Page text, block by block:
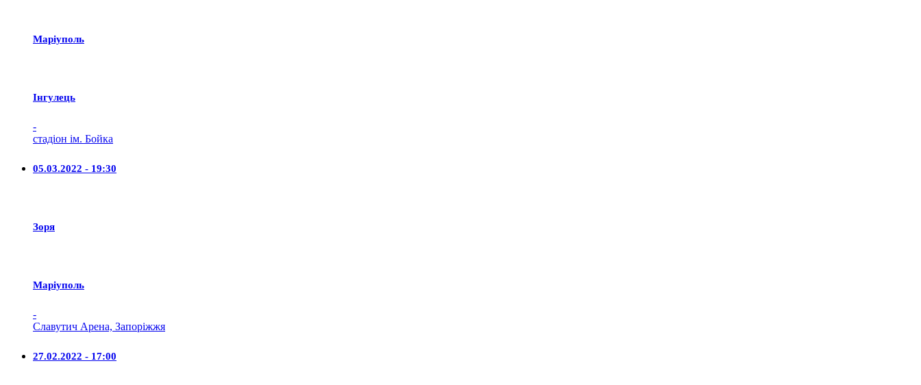
Маріуполь
Iнгулець
-
стадіон ім. Бойка
05.03.2022 - 19:30
Зоря
Маріуполь
-
Славутич Арена, Запоріжжя
27.02.2022 - 17:00